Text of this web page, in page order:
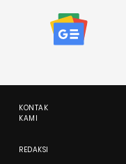
KONTAK
KAMI
REDAKSI